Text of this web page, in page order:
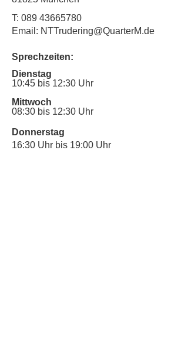
T: 089 43665780
Email: NTTrudering@QuarterM.de
Sprechzeiten:
Dienstag
10:45 bis 12:30 Uhr
Mittwoch
08:30 bis 12:30 Uhr
Donnerstag
16:30 Uhr bis 19:00 Uhr